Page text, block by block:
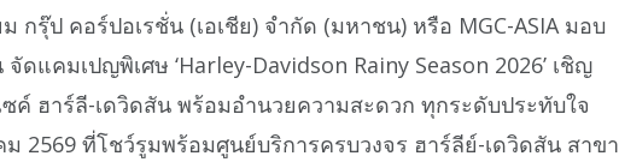
กรุ๊ป คอร์ปอเรชั่น (เอเชีย) จำกัด (มหาชน) หรือ MGC-ASIA มอบ
ดแคมเปญพิเศษ ‘Harley-Davidson Rainy Season 2026’ เชิญ
ค์ ฮาร์ลี-เดวิดสัน พร้อมอำนวยความสะดวก ทุกระดับประทับใจ
2569 ที่โชว์รูมพร้อมศูนย์บริการครบวงจร ฮาร์ลีย์-เดวิดสัน สาขา